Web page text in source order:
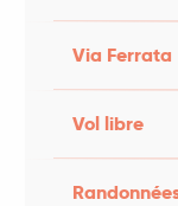
Via Ferrata
Vol libre